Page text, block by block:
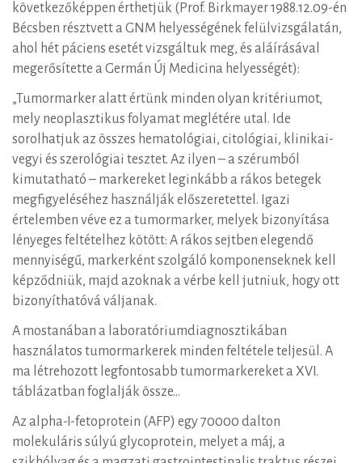
következőképpen érthetjük (Prof. Birkmayer 1988.12.09-én
Bécsben résztvett a GNM helyességének felülvizsgálatán,
ahol hét páciens esetét vizsgáltuk meg, és aláírásával
megerősítette a Germán Új Medicina helyességét):
„Tumormarker alatt értünk minden olyan kritériumot,
mely neoplasztikus folyamat meglétére utal. Ide
sorolhatjuk az összes hematológiai, citológiai, klinikai-
vegyi és szerológiai tesztet. Az ilyen – a szérumból
kimutatható – markereket leginkább a rákos betegek
megfigyeléséhez használják előszeretettel. Igazi
értelemben véve ez a tumormarker, melyek bizonyítása
lényeges feltételhez kötött: A rákos sejtben elegendő
mennyiségű, markerként szolgáló komponenseknek kell
képződniük, majd azoknak a vérbe kell jutniuk, hogy ott
bizonyíthatóvá váljanak.
A mostanában a laboratóriumdiagnosztikában
használatos tumormarkerek minden feltétele teljesül. A
ma létrehozott legfontosabb tumormarkereket a XVI.
táblázatban foglalják össze…
Az alpha-I-fetoprotein (AFP) egy 70000 dalton
molekuláris súlyú glycoprotein, melyet a máj, a